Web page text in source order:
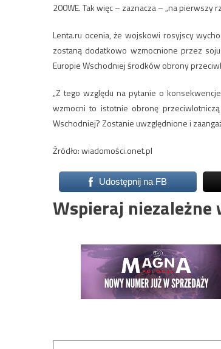
200WE. Tak więc – zaznacza – „na
Lenta.ru ocenia, że wojskowi rosyjscy
zostaną dodatkowo wzmocnione przez
Europie Wschodniej środków obrony
„Z tego względu na pytanie o
wzmocni to istotnie obronę
Wschodniej? Zostanie uwzględnione i
Źródło: wiadomości.onet.pl
Udostępnij na FB
Wspieraj